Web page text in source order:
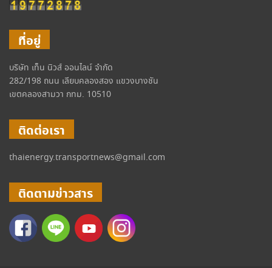
ที่อยู่
บริษัท เท็น นิวส์ ออนไลน์ จำกัด
282/198 ถนน เลียบคลองสอง แขวงบางชัน
เขตคลองสามวา กทม. 10510
ติดต่อเรา
thaienergy.transportnews@gmail.com
ติดตามข่าวสาร